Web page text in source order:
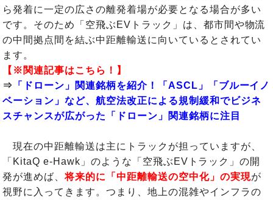
ら発着に一定の広さの離発着場が必要となる場合が多い
です。そのため「空飛ぶEVトラック」は、都市間や物流
の中間拠点間を結ぶ中距離輸送に向いているとされてい
ます。
【※関連記事はこちら！】
⇒ 「ドローン」関連銘柄を紹介！「ASCL」「ブルーイノ
ベーション」など、航空法改正による規制緩和でビジネ
スチャンスが広がった「ドローン」関連銘柄に注目
現在の中距離輸送は主にトラックが担っていますが、
「KitaQ e-Hawk」のような「空飛ぶEVトラック」の開
発が進めば、将来的に「中距離輸送の空中化」の実現が
視野に入ってきます。つまり、地上の混雑やインフラの